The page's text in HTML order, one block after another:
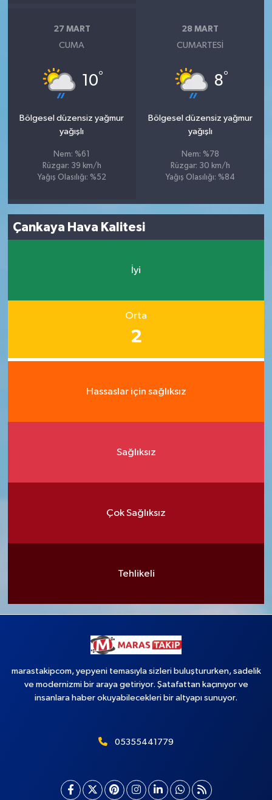
27 MART
CUMA
10°
Bölgesel düzensiz yağmur
yağışlı
Nem: %61
Rüzgar: 39 km/h
Yağış Olasılığı: %52
28 MART
CUMARTESI
8°
Bölgesel düzensiz yağmur
yağışlı
Nem: %78
Rüzgar: 30 km/h
Yağış Olasılığı: %84
Çankaya Hava Kalitesi
İyi
Orta
2
Hassaslar için sağlıksız
Sağlıksız
Çok Sağlıksız
Tehlikeli
marastakipcom, yepyeni temasıyla sizleri buluştururken, sadelik
ve modernizmi bir araya getiriyor. Şatafattan kaçınıyor ve
insanlara haber okuyabilecekleri bir altyapı sunuyor.
05355441779